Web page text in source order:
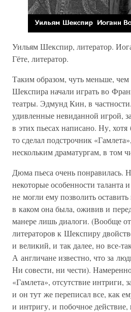
Уильям Шекспир, литератор.
Гёте, литератор.
Таким образом, чуть меньше, чем
Шекспира начали играть во
театры. Эдмунд Кин, в
удивленные невиданной игрой,
в этих пьесах написано. Ну,
то сделал подстрочник
нескольким драматургам, в том
Дюма пьеса очень понравилась.
некоторые особенности
не могли ему позволить
в каком она была, оживив и
манере лишь диалоги. (Вообще
литераторов к Шекспиру
и великий, и так далее, но все-
А англичане известно, что за
Ни совести, ни чести).
«Гамлета», отсутствие интриги,
и он тут же переписал все, как
и интригу, и побочное